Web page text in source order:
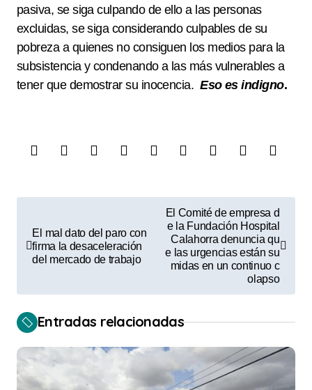
pasiva, se siga culpando de ello a las personas
excluidas, se siga considerando culpables de su
pobreza a quienes no consiguen los medios para la
subsistencia y condenando a las más vulnerables a
tener que demostrar su inocencia. Eso es indigno.
g
a
c
i
El mal dato del paro con
firma la desaceleración
del mercado de trabajo
El Comité de empresa d
e la Fundación Hospital
Calahorra denuncia qu
e las urgencias están su
midas en un continuo c
olapso
Entradas relacionadas